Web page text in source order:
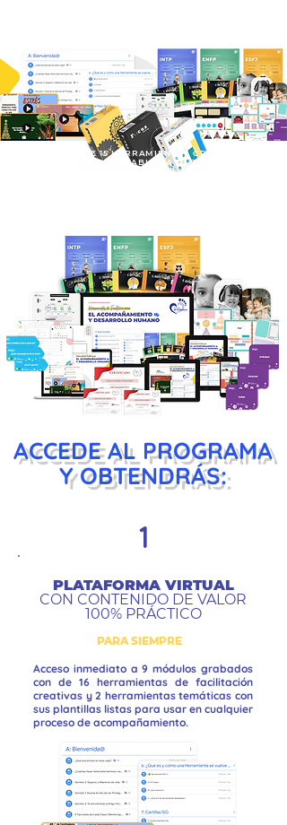
CON MÁS DE 15 HERRAMIENTAS CREATIVAS,
PRÁCTICAS Y ADAPTABLES A TU DISPOSICIÓN
PARA APLICAR HOY MISMO
ACCEDE AL PROGRAMA
Y OBTENDRÁS:
PLATAFORMA VIRTUAL
CON CONTENIDO DE VALOR
100% PRÁCTICO
PARA SIEMPRE
Acceso inmediato a 9 módulos grabados
con de 16 herramientas de facilitación
creativas y 2 herramientas temáticas con
sus plantillas listas para usar en cualquier
proceso de acompañamiento.
1